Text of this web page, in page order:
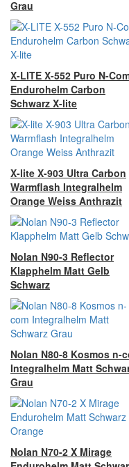
Grau
X-LITE X-552 Puro N-
Endurohelm Carbon
Schwarz X-lite
X-lite X-903 Ultra Carbon
Warmflash Integralhelm
Orange Weiss Anthrazit
Nolan N90-3 Reflector
Klapphelm Matt Gelb
Schwarz
Nolan N80-8 Kosmos n-
Integralhelm Matt
Grau
Nolan N70-2 X Mirage